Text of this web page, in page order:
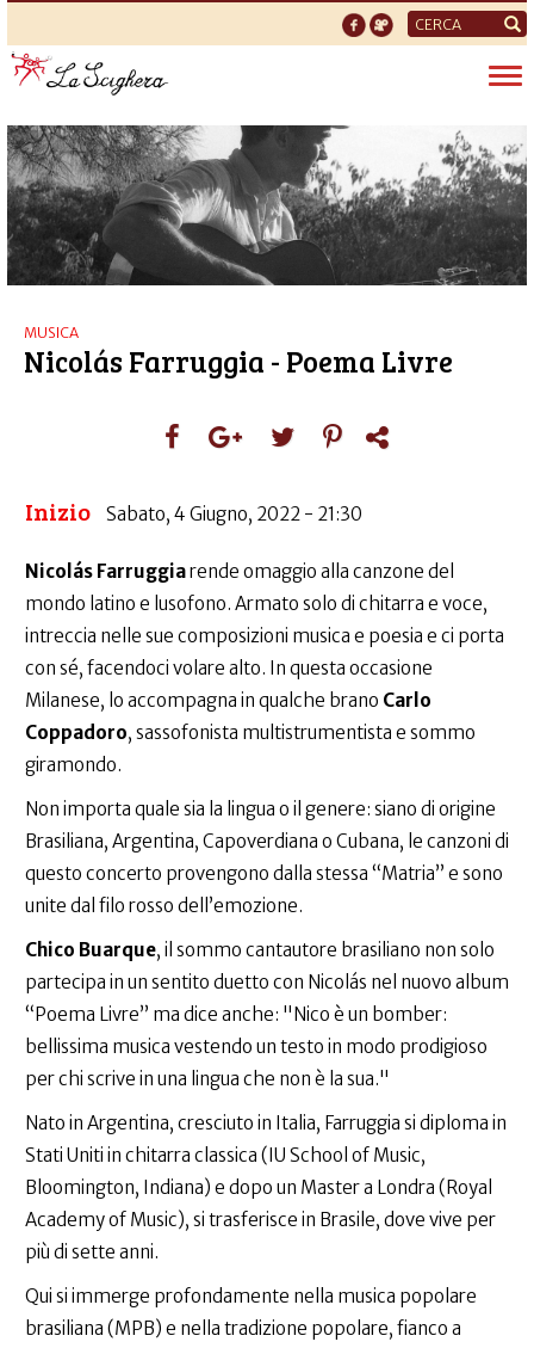
Form
di
ricerca
MUSICA
Nicolás Farruggia - Poema Livre
Inizio Sabato, 4 Giugno, 2022 - 21:30
Nicolás Farruggiarende omaggio alla canzone del
mondo latino e lusofono. Armato solo di chitarra e voce,
intreccia nelle sue composizioni musica e poesia e ci porta
con sé, facendoci volare alto. In questa occasione
Milanese, lo accompagna in qualche brano Carlo
Coppadoro, sassofonista multistrumentista e sommo
giramondo.
Non importa quale sia la lingua o il genere: siano di origine
Brasiliana, Argentina, Capoverdiana o Cubana, le canzoni di
questo concerto provengono dalla stessa “Matria” e sono
unite dal filo rosso dell’emozione.
Chico Buarque, il sommo cantautore brasiliano non solo
partecipa in un sentito duetto con Nicolás nel nuovo album
“Poema Livre” ma dice anche: "Nico è un bomber:
bellissima musica vestendo un testo in modo prodigioso
per chi scrive in una lingua che non è la sua."
Nato in Argentina, cresciuto in Italia, Farruggia si diploma in
Stati Uniti in chitarra classica (IU School of Music,
Bloomington, Indiana) e dopo un Master a Londra (Royal
Academy of Music), si trasferisce in Brasile, dove vive per
più di sette anni.
Qui si immerge profondamente nella musica popolare
brasiliana (MPB) e nella tradizione popolare, fianco a